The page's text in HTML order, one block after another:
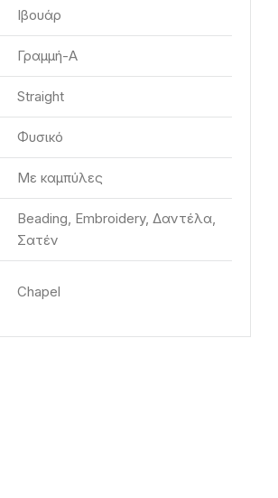
Ιβουάρ
Γραμμή-Α
Straight
Φυσικό
Με καμπύλες
Beading, Embroidery, Δαντέλα,
Σατέν
Chapel